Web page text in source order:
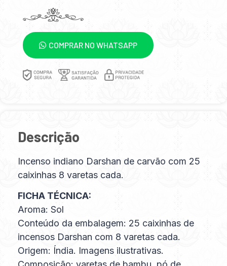
COMPRAR NO WHATSAPP
Descrição
Incenso indiano Darshan de carvão com 25
caixinhas 8 varetas cada.
FICHA TÉCNICA:
Aroma: Sol
Conteúdo da embalagem: 25 caixinhas de
incensos Darshan com 8 varetas cada.
Origem: Índia. Imagens ilustrativas.